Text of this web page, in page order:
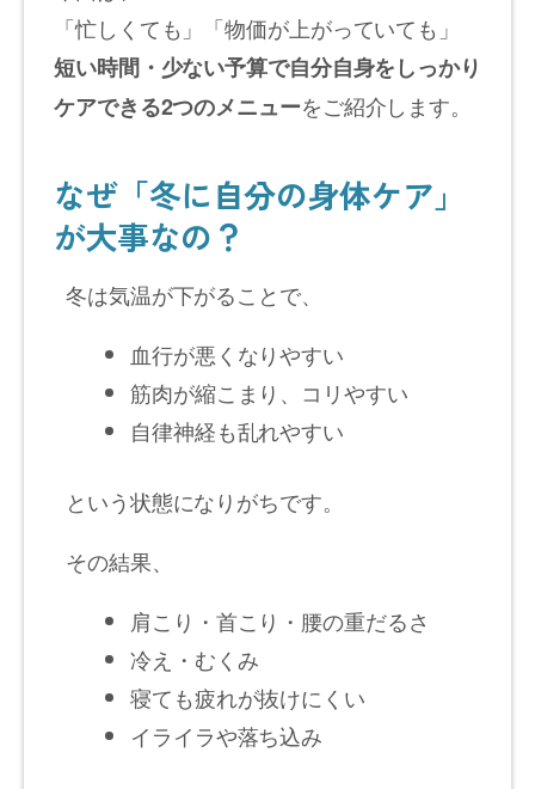
「忙しくても」「物価が上がっていても」
短い時間・少ない予算で自分自身をしっかり
ケアできる2つのメニューをご紹介します。
なぜ「冬に自分の身体ケア」
が大事なの？
冬は気温が下がることで、
血行が悪くなりやすい
筋肉が縮こまり、コリやすい
自律神経も乱れやすい
という状態になりがちです。
その結果、
肩こり・首こり・腰の重だるさ
冷え・むくみ
寝ても疲れが抜けにくい
イライラや落ち込み